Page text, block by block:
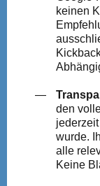
keinen
den
wurde.
alle
Keine